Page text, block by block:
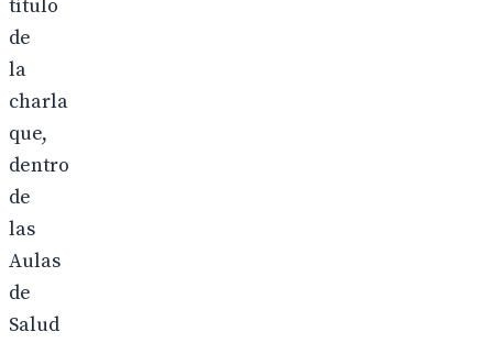
título
de
la
charla
que,
dentro
de
las
Aulas
de
Salud